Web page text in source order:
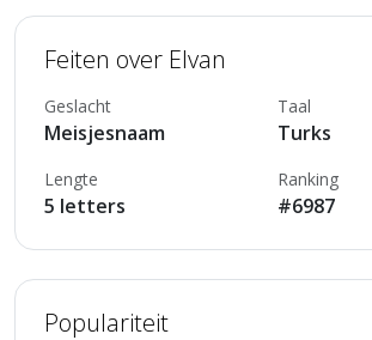
Feiten over Elvan
Geslacht
Meisjesnaam
Taal
Turks
Lengte
5 letters
Ranking
#6987
Populariteit